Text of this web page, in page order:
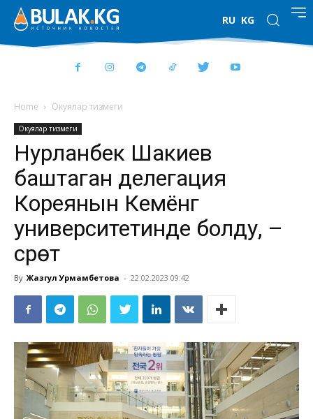
RU KG
Home Окуялар тизмеги
Окуялар тизмеги
Нурланбек Шакиев
баштаган делегация
Кореянын Кемёнг
университетинде болду, –
сүрөт
By Жазгул Урмамбетова - 22.02.2023 09:42